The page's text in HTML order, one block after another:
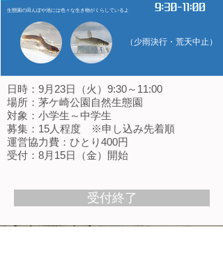
生態園の田んぼや池には色々な生き物がくらしているよ
（少雨決行・荒天中止）
日時：9月23日（火）9:30～11:00
場所：茅ケ崎公園自然生態園
対象：小学生～中学生
募集：15人程度 ※申し込み先着順
運営協力費：ひとり400円
受付：8月15日（金）開始
受付終了